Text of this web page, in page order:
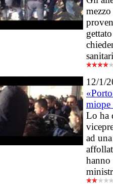
12/1/
Lo ha
ad
hanno